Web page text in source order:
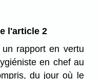
l'article 2
rapport en vertu
en chef au
du jour où le